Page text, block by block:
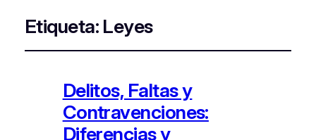
Etiqueta: Leyes
Delitos, Faltas y
Contravenciones:
Diferencias y